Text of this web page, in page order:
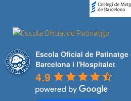
Escola Oficial de
Barcelona i l'Hospitalet
4.9